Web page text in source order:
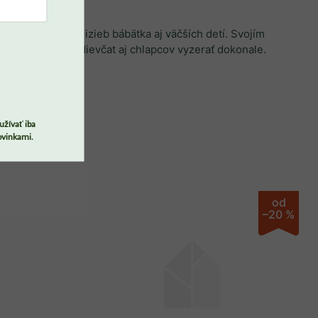
do interiérov izieb bábätka aj väčších detí. Svojím
každá izba dievčat aj chlapcov vyzerať dokonale.
od
–20 %
stôl so šuplíkmi o
PREJSŤ DO KOŠÍKA
iba